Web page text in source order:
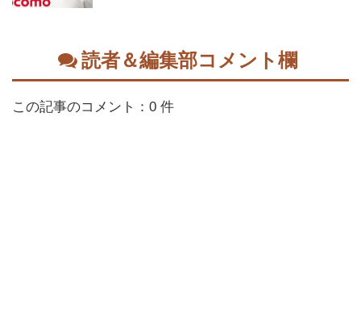
読者＆編集部コメント欄
この記事のコメント：0 件